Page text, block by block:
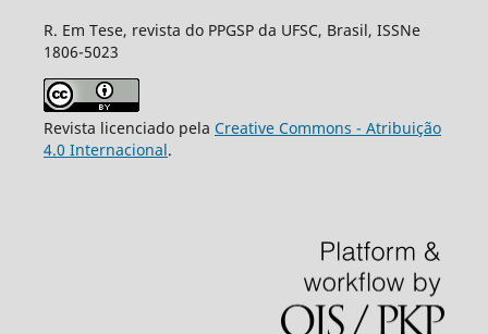
R. Em Tese, revista do PPGSP da UFSC, Brasil, ISSNe
1806-5023
Revista licenciado pela Creative Commons - Atribuição
4.0 Internacional.